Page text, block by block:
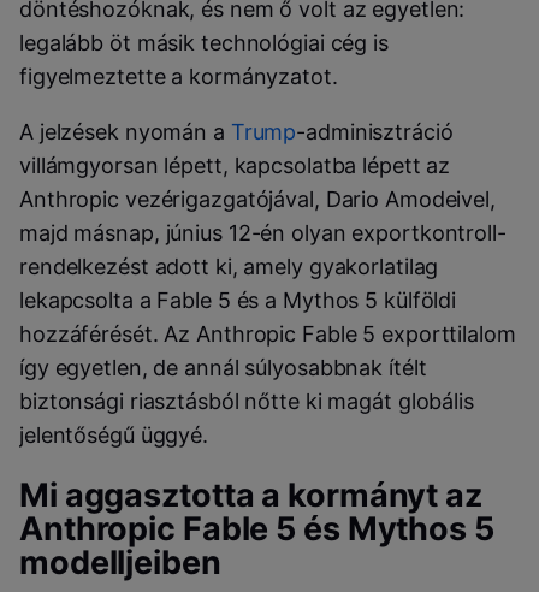
döntéshozóknak, és nem ő volt az egyetlen:
legalább öt másik technológiai cég is
figyelmeztette a kormányzatot.
A jelzések nyomán a Trump-adminisztráció
villámgyorsan lépett, kapcsolatba lépett az
Anthropic vezérigazgatójával, Dario Amodeivel,
majd másnap, június 12-én olyan exportkontroll-
rendelkezést adott ki, amely gyakorlatilag
lekapcsolta a Fable 5 és a Mythos 5 külföldi
hozzáférését. Az Anthropic Fable 5 exporttilalom
így egyetlen, de annál súlyosabbnak ítélt
biztonsági riasztásból nőtte ki magát globális
jelentőségű üggyé.
Mi aggasztotta a kormányt az
Anthropic Fable 5 és Mythos 5
modelljeiben